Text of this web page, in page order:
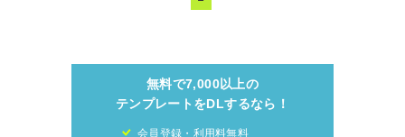
無料で7,000以上の
テンプレートをDLするなら！
会員登録・利用料無料